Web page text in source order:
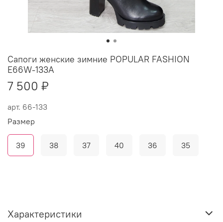
арт. 66-133
Сапоги женские зимние POPULAR FASHION
E66W-133A
7 500 ₽
Размер
39 38 37 40 36 35
Характеристики